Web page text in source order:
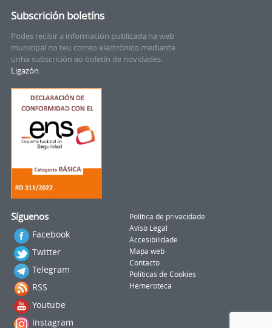
Subscrición boletíns
Podes recibir a información publicada na web
municipal no teu correo electrónico mediante
unha subscrición ao boletín de novidades.
Ligazón.
Síguenos
Facebook
Twitter
Telegram
RSS
Youtube
Instagram
Política de privacidade
Aviso Legal
Accesibilidade
Mapa web
Contacto
Politicas de Cookies
Hemeroteca